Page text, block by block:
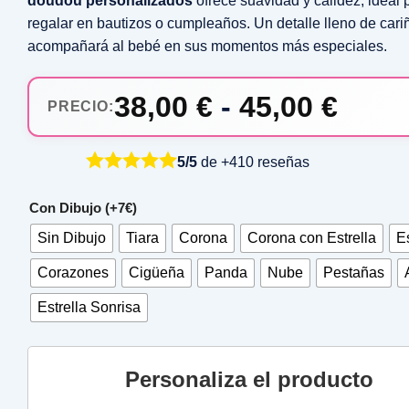
regalar en bautizos o cumpleaños. Un detalle lleno de
acompañará al bebé en sus momentos más especiales.
38,00 € - 45,00 €
de
5/5 de +410 reseñas
Con Dibujo (+7€)
Sin Dibujo Tiara Corona Corona con Estrella
Corazones Cigüeña Panda Nube Pestañas
Estrella Sonrisa
Personaliza el producto